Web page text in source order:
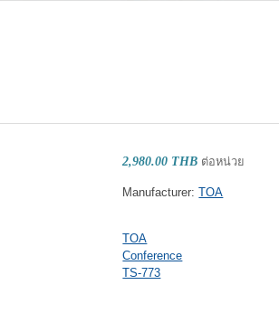
2,980.00 THB ต่อหน่วย
Manufacturer:TOA
TOA
Conference
TS-773